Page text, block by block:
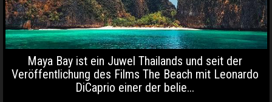
Maya Bay ist ein Juwel Thailands und seit der
Veröffentlichung des Films The Beach mit Leonardo
DiCaprio einer der belie...